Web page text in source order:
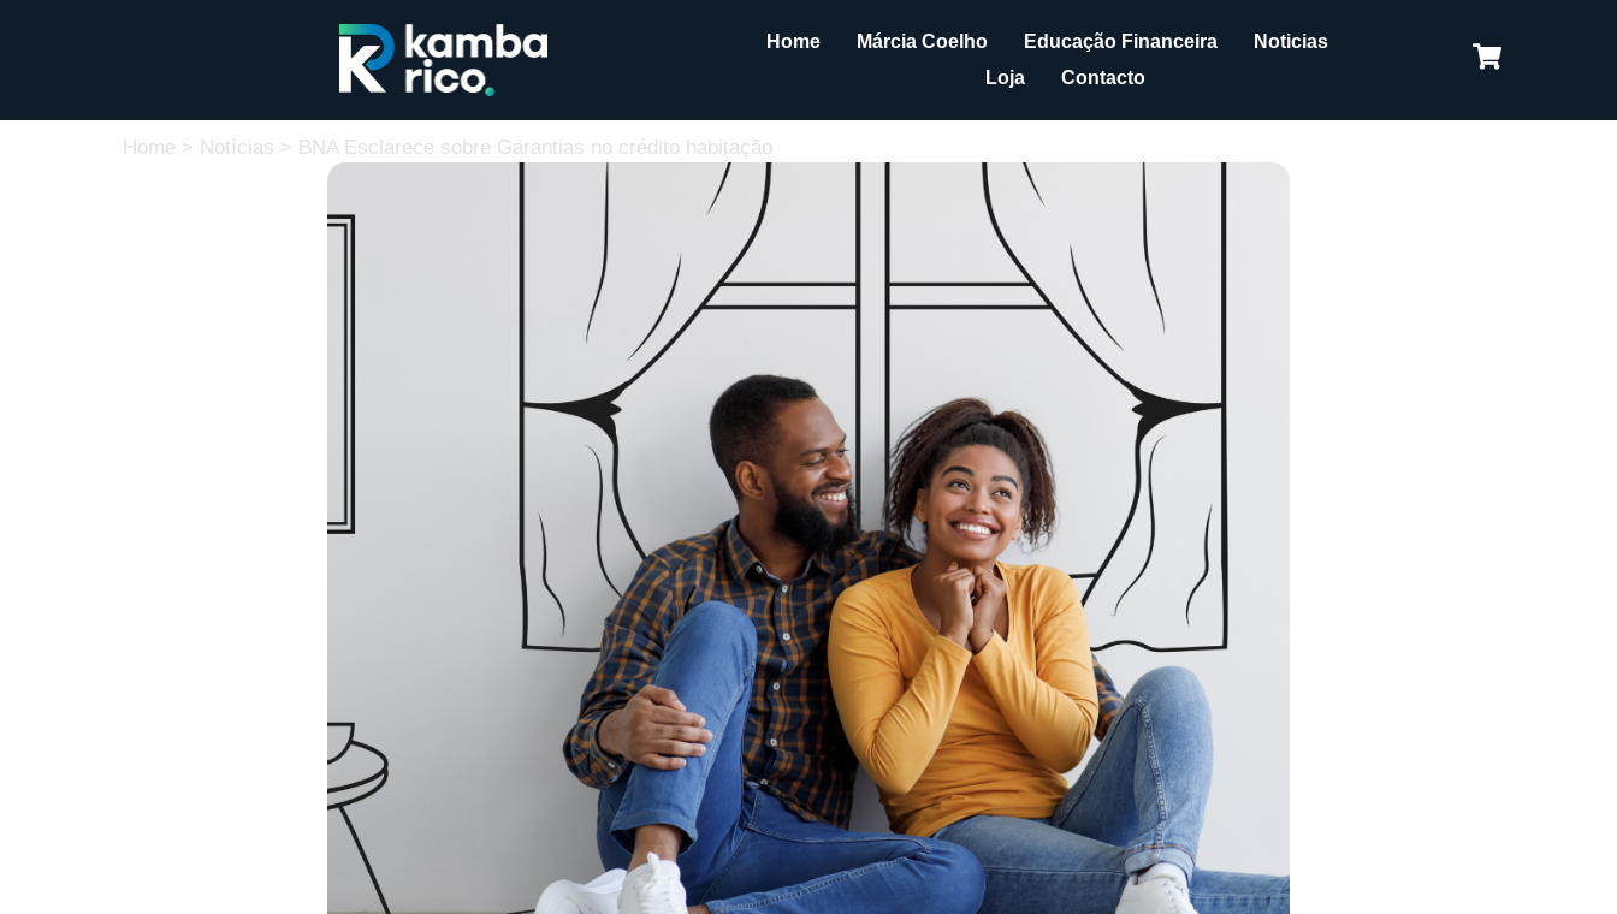
Home Márcia Coelho Educação Financeira
Noticias
Loja
Contacto
Home > Notícias > BNA Esclarece sobre Garantias no crédito habitação